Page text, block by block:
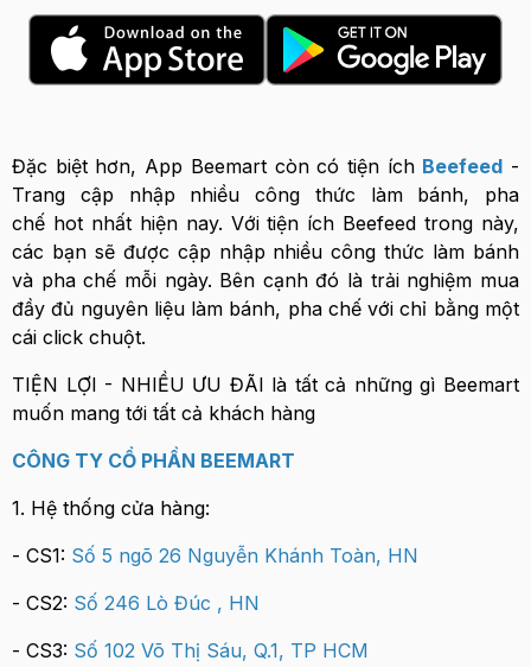
Đặc biệt hơn, App Beemart còn có tiện ích Beefeed -
Trang cập nhập nhiều công thức làm bánh, pha
chế hot nhất hiện nay. Với tiện ích Beefeed trong này,
các bạn sẽ được cập nhập nhiều công thức làm bánh
và pha chế mỗi ngày. Bên cạnh đó là trải nghiệm mua
đầy đủ nguyên liệu làm bánh, pha chế với chỉ bằng một
cái click chuột.
TIỆN LỢI - NHIỀU ƯU ĐÃI là tất cả những gì Beemart
muốn mang tới tất cả khách hàng
CÔNG TY CỔ PHẦN BEEMART
1. Hệ thống cửa hàng:
- CS1: Số 5 ngõ 26 Nguyễn Khánh Toàn, HN
- CS2: Số 246 Lò Đúc , HN
- CS3: Số 102 Võ Thị Sáu, Q.1, TP HCM